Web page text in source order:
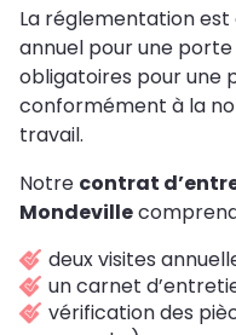
La réglementation
annuel pour une
obligatoires pour une
conformément à la
travail.
Notre contrat
Mondeville
deux visites
un carnet
vérification des